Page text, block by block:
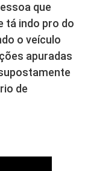
que
tá indo pro do
o veículo
apuradas
de